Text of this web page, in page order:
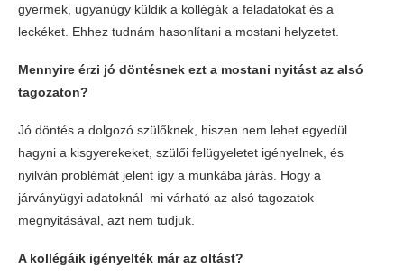
gyermek, ugyanúgy küldik a kollégák a feladatokat és a
leckéket. Ehhez tudnám hasonlítani a mostani helyzetet.
Mennyire érzi jó döntésnek ezt a mostani nyitást az alsó
tagozaton?
Jó döntés a dolgozó szülőknek, hiszen nem lehet egyedül
hagyni a kisgyerekeket, szülői felügyeletet igényelnek, és
nyilván problémát jelent így a munkába járás. Hogy a
járványügyi adatoknál mi várható az alsó tagozatok
megnyitásával, azt nem tudjuk.
A kollégáik igényelték már az oltást?